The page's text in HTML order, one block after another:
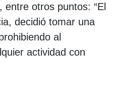
otros puntos: “El
decidió tomar una
al
actividad con